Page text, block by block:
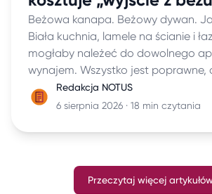
Beżowa kanapa. Beżowy dywan.
Biała kuchnia, lamele na ścianie i
mogłaby należeć do dowolnego
wynajem. Wszystko jest poprawne,
modne i bezpieczne. Tylko po kilku
trudno powiedzieć, kto właściwie
Redakcja NOTUS
6 sierpnia 2026 · 18 min czytania
Przeczytaj więcej